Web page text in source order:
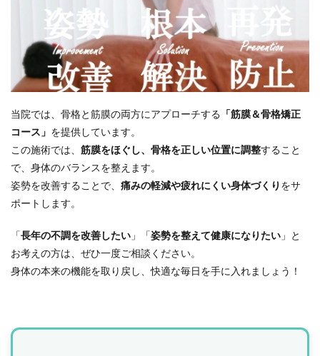
当院では、骨格と筋膜の両方にアプローチする 「筋膜＆骨格矯正
コース」 を提供しています。
この施術では、 筋膜をほぐし、骨格を正しい位置に調整すること
で、身体のバランスを整えます。
姿勢を改善することで、 痛みの軽減や疲れにくい身体づくり をサ
ポートします。
「 長年の不調を改善したい 」「 姿勢を整えて健康になりたい 」と
お考えの方は、ぜひ一度ご相談ください。
身体の本来の機能を取り戻し、快適な毎日を手に入れましょう！